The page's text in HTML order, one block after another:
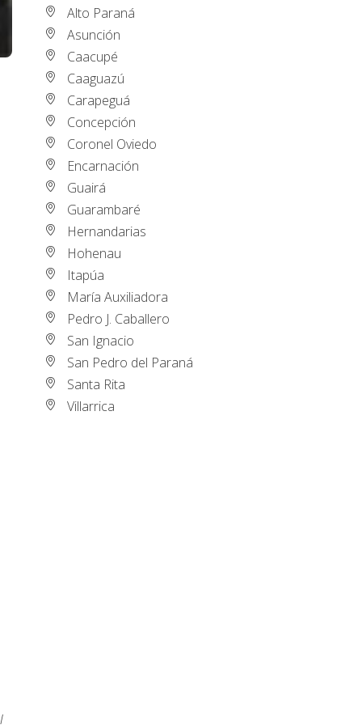
Alto Paraná
Asunción
Caacupé
Caaguazú
Carapeguá
Concepción
Coronel Oviedo
Encarnación
Guairá
Guarambaré
Hernandarias
Hohenau
Itapúa
María Auxiliadora
Pedro J. Caballero
San Ignacio
San Pedro del Paraná
Santa Rita
Villarrica